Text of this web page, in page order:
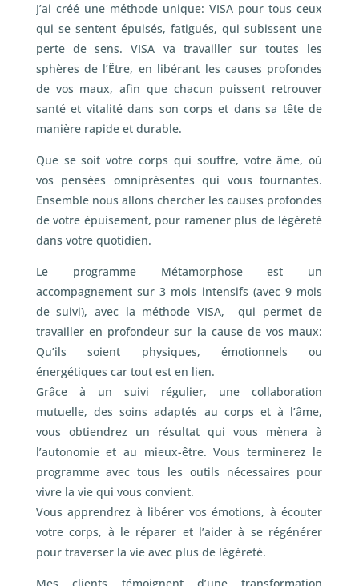
J’ai créé une méthode unique: VISA pour tous ceux
qui se sentent épuisés, fatigués, qui subissent une
perte de sens. VISA va travailler sur toutes les
sphères de l’Être, en libérant les causes profondes
de vos maux, afin que chacun puissent retrouver
santé et vitalité dans son corps et dans sa tête de
manière rapide et durable.
Que se soit votre corps qui souffre, votre âme, où
vos pensées omniprésentes qui vous tournantes.
Ensemble nous allons chercher les causes profondes
de votre épuisement, pour ramener plus de légèreté
dans votre quotidien.
Le programme Métamorphose est un
accompagnement sur 3 mois intensifs (avec 9 mois
de suivi), avec la méthode VISA, qui permet de
travailler en profondeur sur la cause de vos maux:
Qu’ils soient physiques, émotionnels ou
énergétiques car tout est en lien.
Grâce à un suivi régulier, une collaboration
mutuelle, des soins adaptés au corps et à l’âme,
vous obtiendrez un résultat qui vous mènera à
l’autonomie et au mieux-être. Vous terminerez le
programme avec tous les outils nécessaires pour
vivre la vie qui vous convient.
Vous apprendrez à libérer vos émotions, à écouter
votre corps, à le réparer et l’aider à se régénérer
pour traverser la vie avec plus de légéreté.